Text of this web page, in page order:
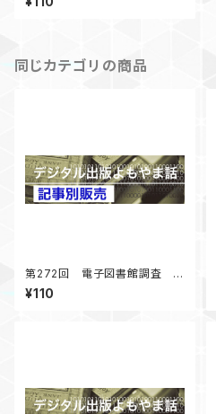
点 「デジタル出版よもやま話」
同じカテゴリの商品
第272回 電子図書館調査 コ
ロナ禍以降の展開 「デジタル
出版よもやま話」 2025年4月
¥110